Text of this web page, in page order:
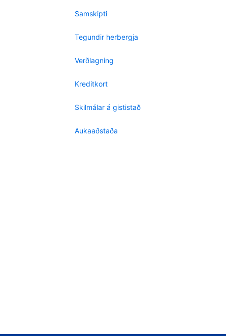
Samskipti
Tegundir herbergja
Verðlagning
Kreditkort
Skilmálar á gististað
Aukaaðstaða